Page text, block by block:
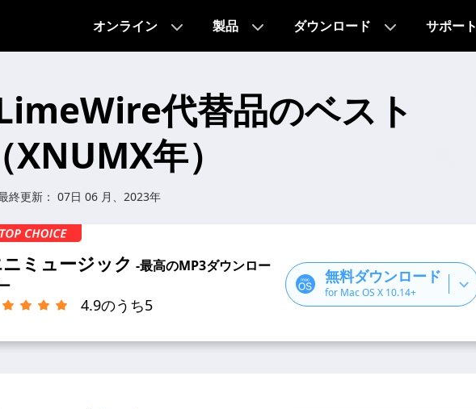
オンライン 製品 ダウンロード サポート
代替品のベスト
年）
終更新： 07日 06 月、2023年
ミュージック -最高のMP3ダウンロー
4.9のうち5
無料ダウンロード
for Mac OS X 10.14+